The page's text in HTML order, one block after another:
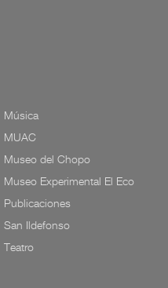
Música
MUAC
Museo del Chopo
Museo Experimental El Eco
Publicaciones
San Ildefonso
Teatro